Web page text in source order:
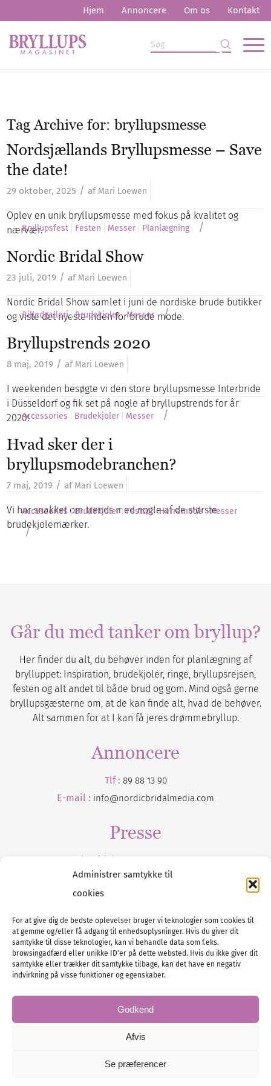
Administrer samtykke til
cookies
For at give dig de bedste oplevelser bruger vi teknologier som cookies til
at gemme og/eller få adgang til enhedsoplysninger. Hvis du giver dit
samtykke til disse teknologier, kan vi behandle data som f.eks.
browsingadfærd eller unikke ID'er på dette websted. Hvis du ikke giver dit
samtykke eller trækker dit samtykke tilbage, kan det have en negativ
indvirkning på visse funktioner og egenskaber.
Godkend
Afvis
Se præferencer
Hjem Annoncere Om os Kontakt
Tag Archive for:bryllupsmesse
Nordsjællands Bryllupsmesse – Save
the date!
29 oktober, 2025 / af Mari Loewen
Oplev en unik bryllupsmesse med fokus på kvalitet og
nærvær.
Bryllupsfest Festen Messer Planlægning /
Nordic Bridal Show
23 juli, 2019 / af Mari Loewen
Nordic Bridal Show samlet i juni de nordiske brude butikker
og viste det nyeste inden for brude mode.
Billedgalleri Brudekjoler Messer /
Bryllupstrends 2020
8 maj, 2019 / af Mari Loewen
I weekenden besøgte vi den store bryllupsmesse Interbride
i Düsseldorf og fik set på nogle af bryllupstrends for år
2020!Accessories Brudekjoler Messer /
Hvad sker der i
bryllupsmodebranchen?
7 maj, 2019 / af Mari Loewen
Vi har snakket om trends med nogle af de største
brudekjolemærker.
Accessories Brudekjoler Festtøj Herremode Messer
/
Går du med tanker om bryllup?
Her finder du alt, du behøver inden for planlægning af
brylluppet: Inspiration, brudekjoler, ringe, bryllupsrejsen,
festen og alt andet til både brud og gom. Mind også gerne
bryllupsgæsterne om, at de kan finde alt, hvad de behøver.
Alt sammen for at I kan få jeres drømmebryllup.
Annoncere
Tlf : 89 88 13 90
E-mail : info@nordicbridalmedia.com
Presse
Tilmeld dig vores
Tel :89 88 13 90
E-post:info@nordicbridalmedia.com
Nordic Bridal Media